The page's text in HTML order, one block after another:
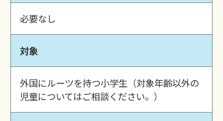
必要なし
対象
外国にルーツを持つ小学生（対象年齢以外の
児童についてはご相談ください。）